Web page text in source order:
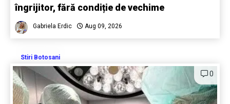
îngrijitor, fără condiție de vechime
Gabriela Erdic Aug 09, 2026
Stiri Botosani
0